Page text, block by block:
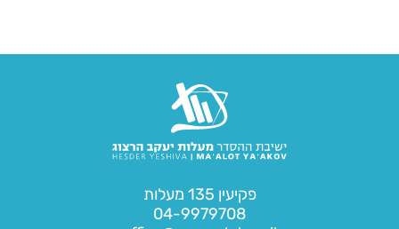
פקיעין 135 מעלות
04-9979708